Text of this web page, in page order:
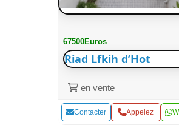
67500Euros
Riad Lfkih d’Hot
en vente
Contacter Appelez